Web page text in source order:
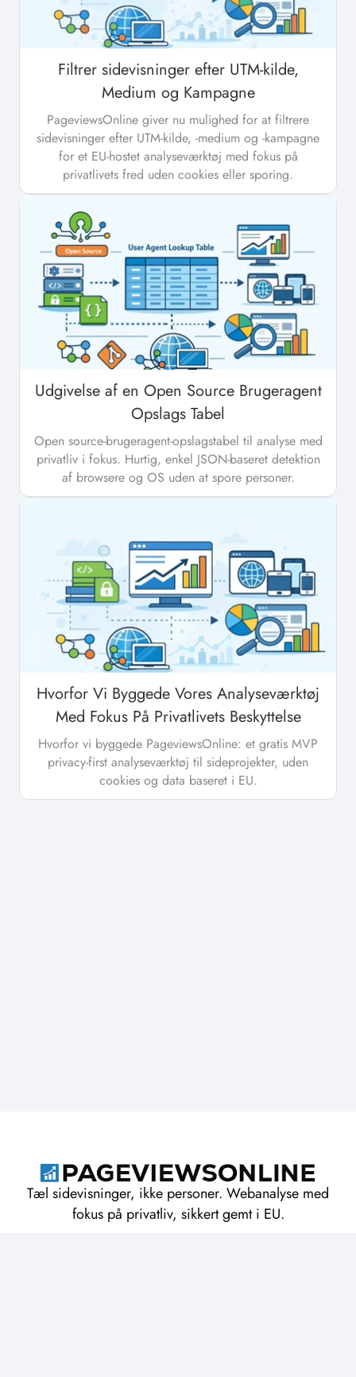
Filtrer sidevisninger efter UTM-kilde,
Medium og Kampagne
PageviewsOnline giver nu mulighed for at filtrere
sidevisninger efter UTM-kilde, -medium og -kampagne
for et EU-hostet analyseværktøj med fokus på
privatlivets fred uden cookies eller sporing.
Udgivelse af en Open Source Brugeragent
Opslags Tabel
Open source-brugeragent-opslagstabel til analyse med
privatliv i fokus. Hurtig, enkel JSON-baseret detektion
af browsere og OS uden at spore personer.
Hvorfor Vi Byggede Vores Analyseværktøj
Med Fokus På Privatlivets Beskyttelse
Hvorfor vi byggede PageviewsOnline: et gratis MVP
privacy-first analyseværktøj til sideprojekter, uden
cookies og data baseret i EU.
Tæl sidevisninger, ikke personer. Webanalyse med
fokus på privatliv, sikkert gemt i EU.